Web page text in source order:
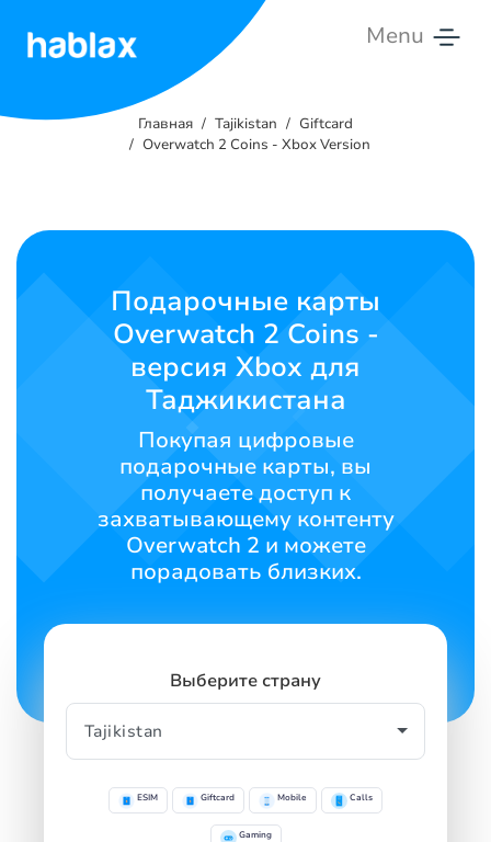
Menu
с
нами
SIGN UP
Главная Tajikistan
Giftcard
Overwatch 2 Coins - Xbox Version
Подарочные карты
Overwatch 2 Coins -
версия Xbox для
Таджикистана
Покупая цифровые
подарочные карты, вы
получаете доступ к
захватывающему контенту
Overwatch 2 и можете
порадовать близких.
Выберите страну
ESIM Giftcard Mobile Calls
Gaming